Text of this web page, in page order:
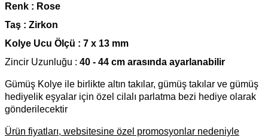
Renk : Rose
Taş : Zirkon
Kolye Ucu Ölçü : 7 x 13 mm
Zincir Uzunluğu : 40 - 44 cm arasında ayarlanabilir
Gümüş Kolye ile birlikte altın takılar, gümüş takılar ve gümüş
hediyelik eşyalar için özel cilalı parlatma bezi hediye olarak
gönderilecektir
Ürün fiyatları, websitesine özel promosyonlar nedeniyle